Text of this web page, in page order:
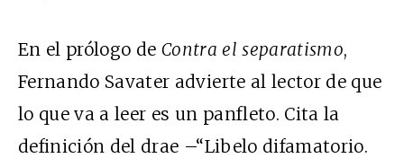
En el prólogo de Contra el separatismo,
Fernando Savater advierte al lector de que
lo que va a leer es un panfleto. Cita la
definición del drae –“Libelo difamatorio.